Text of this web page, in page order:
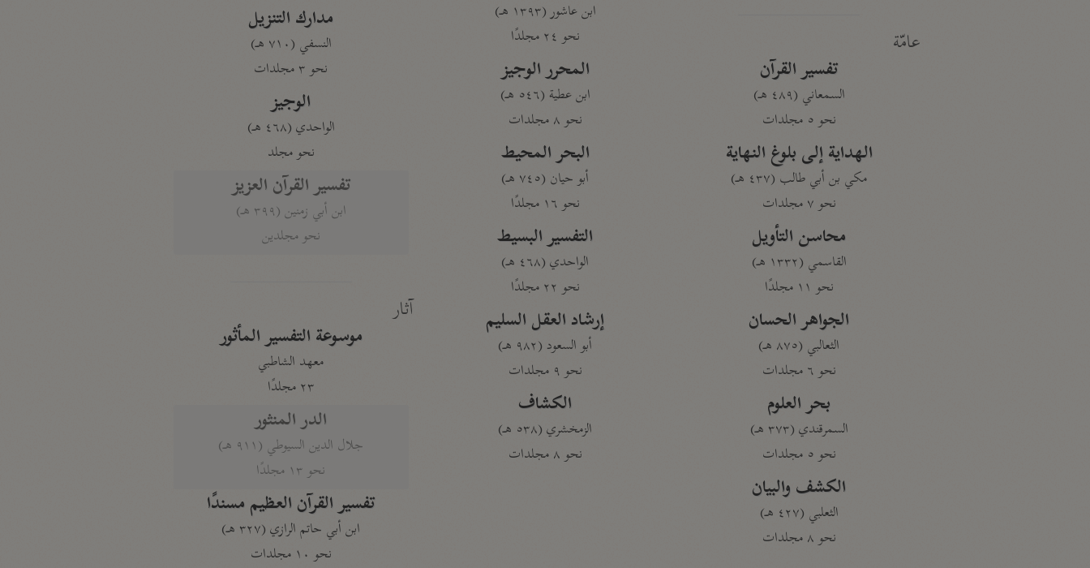
عامّة
تفسير القرآن
السمعاني (٤٨٩ هـ)
نحو ٥ مجلدات
الهداية إلى بلوغ النهاية
مكي بن أبي طالب (٤٣٧ هـ)
نحو ٧ مجلدات
محاسن التأويل
القاسمي (١٣٣٢ هـ)
نحو ١١ مجلدًا
الجواهر الحسان
الثعالبي (٨٧٥ هـ)
نحو ٦ مجلدات
بحر العلوم
السمرقندي (٣٧٣ هـ)
نحو ٥ مجلدات
الكشف والبيان
الثعلبي (٤٢٧ هـ)
نحو ٨ مجلدات
ابن عاشور (١٣٩٣ هـ)
نحو ٢٤ مجلدًا
المحرر الوجيز
ابن عطية (٥٤٦ هـ)
نحو ٨ مجلدات
البحر المحيط
أبو حيان (٧٤٥ هـ)
نحو ١٦ مجلدًا
التفسير البسيط
الواحدي (٤٦٨ هـ)
نحو ٢٢ مجلدًا
إرشاد العقل السليم
أبو السعود (٩٨٢ هـ)
نحو ٩ مجلدات
الكشاف
الزمخشري (٥٣٨ هـ)
نحو ٨ مجلدات
مدارك التنزيل
النسفي (٧١٠ هـ)
نحو ٣ مجلدات
الوجيز
الواحدي (٤٦٨ هـ)
نحو مجلد
تفسير القرآن العزيز
ابن أبي زمنين (٣٩٩ هـ)
نحو مجلدين
آثار
موسوعة التفسير المأثور
معهد الشاطبي
٢٣ مجلدًا
الدر المنثور
جلال الدين السيوطي (٩١١ هـ)
نحو ١٣ مجلدًا
تفسير القرآن العظيم مسندًا
ابن أبي حاتم الرازي (٣٢٧ هـ)
نحو ١٠ مجلدات